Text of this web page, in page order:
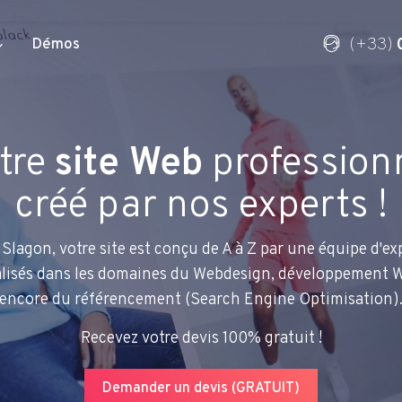
site Internet
Site eCommerce
Site Click and Collect
Site de réservation
Site Web institutionnel
Site Web événementiel
Blog et magazine
Outil CRM
Refonte de site internet
marque Logo, Identité visuelle
Charte graphique
Bannière Web
Affiche
Flyer & plaquette
Carte de visite, papeterie
Infographie
digital Référencement SEO
& maintenance Modification de site internet
Maintenance de site internet
Voix off
Motion design
Montage vidéo
Démos (+33)
site Web
créé par nos experts !
votre site est conçu de A à Z par une équipe
dans les domaines du Webdesign, développement
encore du référencement (Search Engine Optimisation).
Recevez votre devis 100% gratuit !
Demander un devis (GRATUIT)